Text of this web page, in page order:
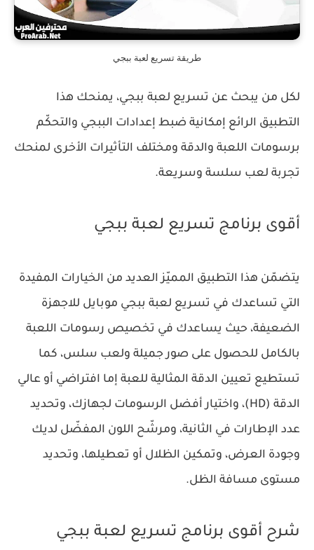
طريقة تسريع لعبة ببجي
لكل من يبحث عن تسريع لعبة ببجي، يمنحك هذا
التطبيق الرائع إمكانية ضبط إعدادات الببجي والتحكّم
برسومات اللعبة والدقة ومختلف التأثيرات الأخرى لمنحك
تجربة لعب سلسة وسريعة.
أقوى برنامج تسريع لعبة ببجي
يتضمّن هذا التطبيق المميّز العديد من الخيارات المفيدة
التي تساعدك في تسريع لعبة ببجي موبايل للاجهزة
الضعيفة، حيث يساعدك في تخصيص رسومات اللعبة
بالكامل للحصول على صور جميلة ولعب سلس، كما
تستطيع تعيين الدقة المثالية للعبة إما افتراضي أو عالي
الدقة (HD)، واختيار أفضل الرسومات لجهازك، وتحديد
عدد الإطارات في الثانية، ومرشّح اللون المفضّل لديك
وجودة العرض، وتمكين الظلال أو تعطيلها، وتحديد
مستوى مسافة الظل.
شرح أقوى برنامج تسريع لعبة ببجي